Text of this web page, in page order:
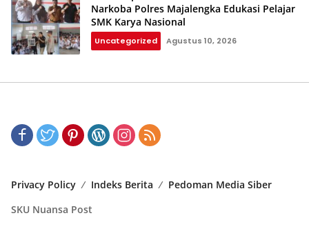
Narkoba Polres Majalengka Edukasi Pelajar
SMK Karya Nasional
Uncategorized Agustus 10, 2026
Privacy Policy Indeks Berita
Pedoman Media Siber
SKU Nuansa Post